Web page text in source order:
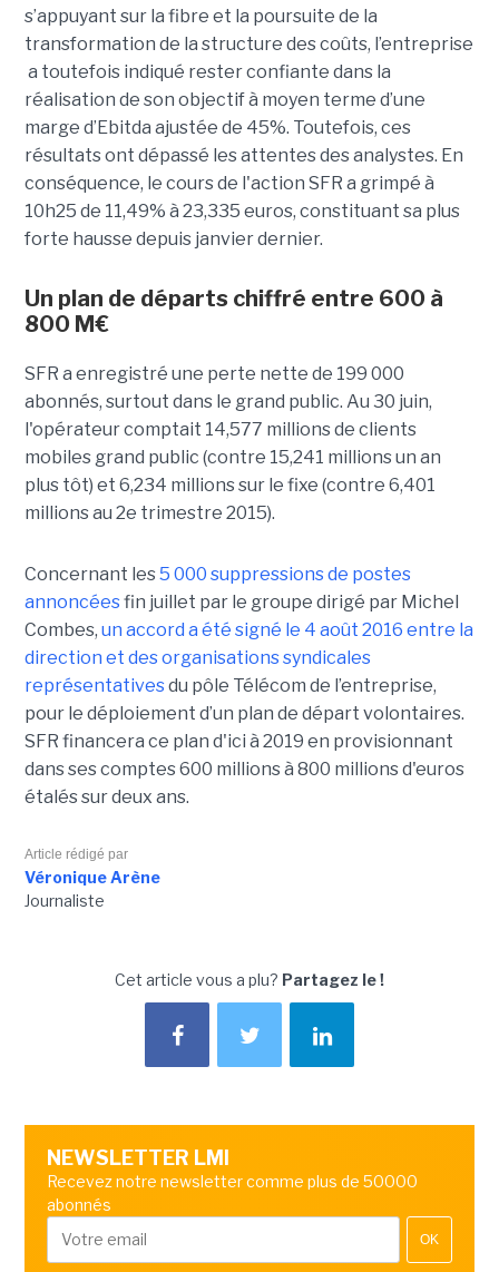
s’appuyant sur la fibre et la poursuite de la
transformation de la structure des coûts, l’entreprise
a toutefois indiqué rester confiante dans la
réalisation de son objectif à moyen terme d’une
marge d’Ebitda ajustée de 45%. Toutefois, ces
résultats ont dépassé les attentes des analystes. En
conséquence, le cours de l'action SFR a grimpé à
10h25 de 11,49% à 23,335 euros, constituant sa plus
forte hausse depuis janvier dernier.
Un plan de départs chiffré entre 600 à
800 M€
SFR a enregistré une perte nette de 199 000
abonnés, surtout dans le grand public. Au 30 juin,
l'opérateur comptait 14,577 millions de clients
mobiles grand public (contre 15,241 millions un an
plus tôt) et 6,234 millions sur le fixe (contre 6,401
millions au 2e trimestre 2015).
Concernant les5 000 suppressions de postes
annoncéesfin juillet par le groupe dirigé par Michel
Combes, un accord a été signé le 4 août 2016 entre la
direction et des organisations syndicales
représentativesdu pôle Télécom de l’entreprise,
pour le déploiement d’un plan de départ volontaires.
SFR financera ce plan d'ici à 2019 en provisionnant
dans ses comptes 600 millions à 800 millions d'euros
étalés sur deux ans.
Article rédigé par
Véronique Arène
Journaliste
Cet article vous a plu? Partagez le !
NEWSLETTER LMI
Recevez notre newsletter comme plus de 50000
abonnés
OK